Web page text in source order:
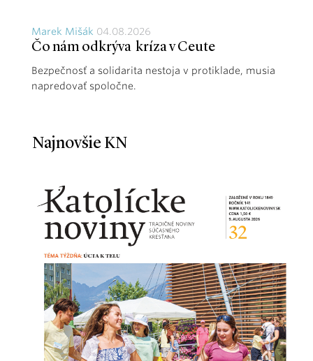
Marek Mišák 04.08.2026
Čo nám odkrýva kríza v Ceute
Bezpečnosť a solidarita nestoja v protiklade, musia
napredovať spoločne.
Najnovšie KN